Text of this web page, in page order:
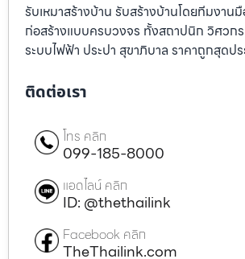
รับเหมาสร้างบ้าน รับสร้างบ้านโดยทีมงาน
ก่อสร้างแบบครบวงจร ทั้งสถาปนิก วิศวกร
ระบบไฟฟ้า ประปา สุขาภิบาล ราคาถูกสุดป
ติดต่อเรา
โทร คลิก
099-185-8000
แอดไลน์ คลิก
ID: @thethailink
Facebook คลิก
TheThailink.com